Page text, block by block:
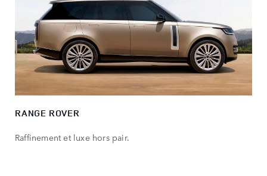
RANGE ROVER
Raffinement et luxe hors pair.